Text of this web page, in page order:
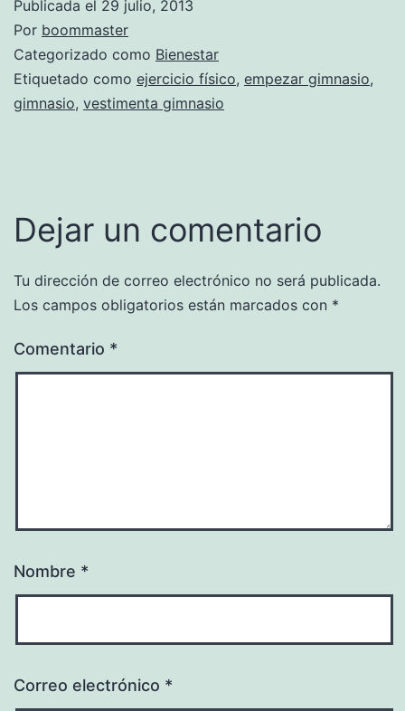
Publicada el 29 julio, 2013
Por boommaster
Categorizado como Bienestar
Etiquetado como ejercicio físico, empezar gimnasio,
gimnasio, vestimenta gimnasio
Dejar un comentario
Tu dirección de correo electrónico no será publicada.
Los campos obligatorios están marcados con *
Comentario *
Nombre *
Correo electrónico *